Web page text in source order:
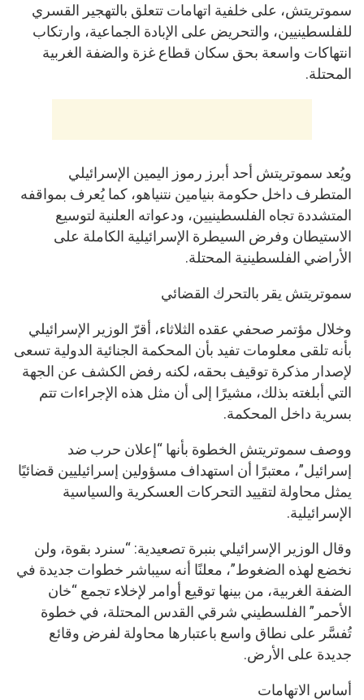
سموتريتش، على خلفية اتهامات تتعلق بالتهجير القسري
للفلسطينيين، والتحريض على الإبادة الجماعية، وارتكاب
انتهاكات واسعة بحق سكان قطاع غزة والضفة الغربية
المحتلة.
ويُعد سموتريتش أحد أبرز رموز اليمين الإسرائيلي
المتطرف داخل حكومة بنيامين نتنياهو، كما يُعرف بمواقفه
المتشددة تجاه الفلسطينيين، ودعواته العلنية لتوسيع
الاستيطان وفرض السيطرة الإسرائيلية الكاملة على
الأراضي الفلسطينية المحتلة.
سموتريتش يقر بالتحرك القضائي
وخلال مؤتمر صحفي عقده الثلاثاء، أقرّ الوزير الإسرائيلي
بأنه تلقى معلومات تفيد بأن المحكمة الجنائية الدولية تسعى
لإصدار مذكرة توقيف بحقه، لكنه رفض الكشف عن الجهة
التي أبلغته بذلك، مشيرًا إلى أن مثل هذه الإجراءات تتم
بسرية داخل المحكمة.
ووصف سموتريتش الخطوة بأنها “إعلان حرب ضد
إسرائيل”، معتبرًا أن استهداف مسؤولين إسرائيليين قضائيًا
يمثل محاولة لتقييد التحركات العسكرية والسياسية
الإسرائيلية.
وقال الوزير الإسرائيلي بنبرة تصعيدية: “سنرد بقوة، ولن
نخضع لهذه الضغوط”، معلنًا أنه سيباشر خطوات جديدة في
الضفة الغربية، من بينها توقيع أوامر لإخلاء تجمع “خان
الأحمر” الفلسطيني شرقي القدس المحتلة، في خطوة
تُفسَّر على نطاق واسع باعتبارها محاولة لفرض وقائع
جديدة على الأرض.
أساس الاتهامات